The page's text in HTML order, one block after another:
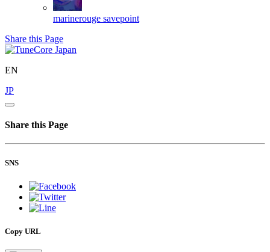
marinerouge savepoint
Share this Page
EN
JP
Share this Page
SNS
Copy URL